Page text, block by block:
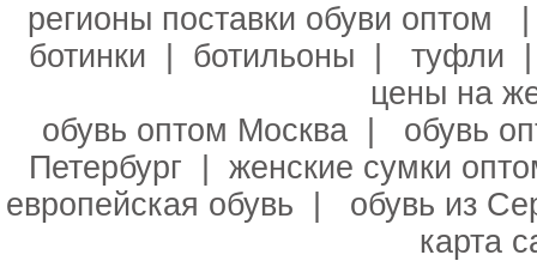
регионы поставки обуви оптом
ботинки
ботильоны туфли
цены на
обувь оптом Москва
обувь
Петербург |женские сумки
европейская обувь
обувь из
карта